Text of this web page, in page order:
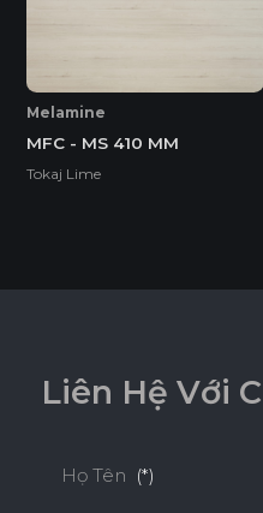
Melamine
MFC - MS 410 MM
Tokaj Lime
Liên Hệ Với C
Họ Tên (*)